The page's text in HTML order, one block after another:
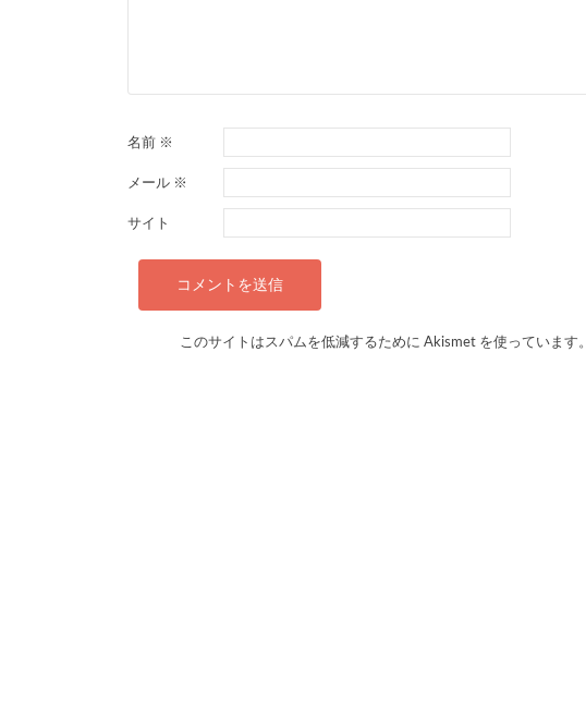
名前 ※
メール ※
サイト
このサイトはスパムを低減するために Akismet を使っています。